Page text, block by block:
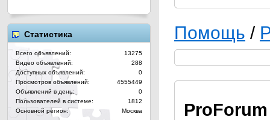
Помощь /
Pro
Статистика
Всего объявлений:
13275
Видео объявлений:
288
Доступных объявлений:
0
Просмотров объявлений:
4555449
Объявлений в день:
0
Пользователей в системе:
1812
Основной регион:
Москва